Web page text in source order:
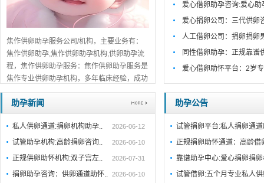
焦作供卵助孕服务公司/机构，主要业务有：
焦作供卵助孕,焦作供卵助孕机构,供卵助孕流
程，焦作供卵助孕服务：焦作供卵助孕服务是
焦作专业供卵助孕机构，多年临床经验，成功
案例丰富。一对一咨询，助孕流程公开透明，
值得信赖。...
爱心借卵助孕咨询:爱心
爱心捐卵公司：三代供卵
人工借卵公司：捐卵捐卵
同性借卵助孕：正规靠谱
爱心借卵助怀平台：2岁
助孕新闻
私人供卵通道:捐卵机构助孕.. 2026-06-12
试管助孕机构:高龄捐卵咨询.. 2026-06-10
正规供卵助怀机构:双子宫左.. 2026-07-31
捐卵助孕咨询：供卵通道助怀.. 2026-06-10
助孕公告
试管捐卵平台:私人捐卵通
正规捐卵助怀通道：高龄
靠谱助孕中心:爱心捐卵捐
试管借卵:五个月专业私人